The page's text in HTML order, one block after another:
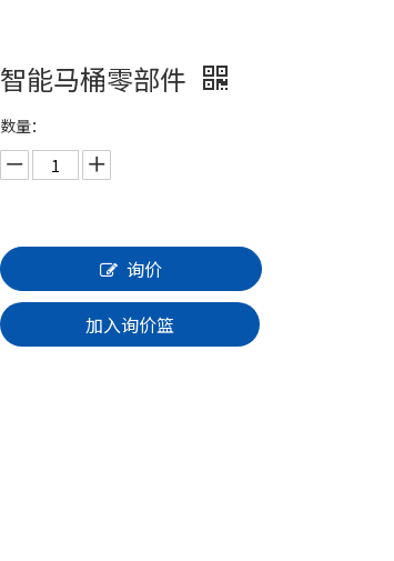
智能马桶零部件
数量：
询价
加入询价篮